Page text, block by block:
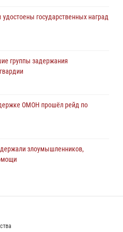
состоялось заседание
государственных наград
группы задержания
ОМОН прошёл рейд по
злоумышленников,